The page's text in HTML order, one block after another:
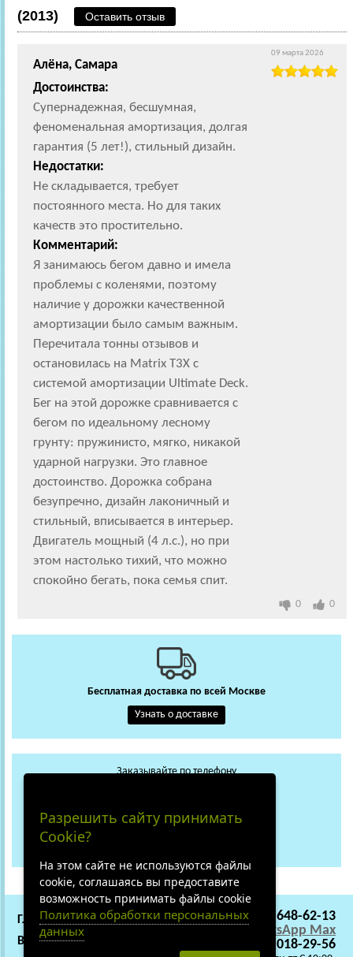
(2013)
Оставить отзыв
Алёна, Самара
Достоинства:
Супернадежная, бесшумная,
феноменальная амортизация, долгая
гарантия (5 лет!), стильный дизайн.
Недостатки:
Не складывается, требует
постоянного места. Но для таких
качеств это простительно.
Комментарий:
Я занимаюсь бегом давно и имела
проблемы с коленями, поэтому
наличие у дорожки качественной
амортизации было самым важным.
Перечитала тонны отзывов и
остановилась на Matrix T3X с
системой амортизации Ultimate Deck.
Бег на этой дорожке сравнивается с
бегом по идеальному лесному
грунту: пружинисто, мягко, никакой
ударной нагрузки. Это главное
достоинство. Дорожка собрана
безупречно, дизайн лаконичный и
стильный, вписывается в интерьер.
Двигатель мощный (4 л.с.), но при
этом настолько тихий, что можно
спокойно бегать, пока семья спит.
09 марта 2026
0 0
Бесплатная доставка по всей Москве
Узнать о доставке
Заказывайте по телефону
+7 (919) 018-29-56
+7 (495) 648-62-13
WhatsApp Max
+7 (919) 018-29-56
ГЛАВНАЯ
СОТРУДНИЧЕСТВО
ВАКАНСИИ
Разрешить сайту принимать
Cookie?
На этом сайте не используются файлы
cookie, соглашаясь вы предоставите
возможность принимать файлы cookie
Политика обработки персональных
данных